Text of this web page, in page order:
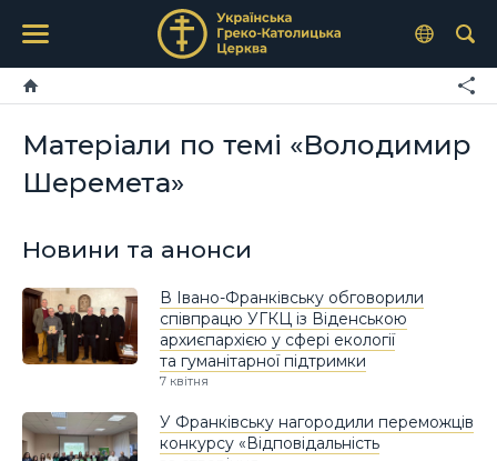
Матеріали по темі «Володимир
Шеремета»
Новини та анонси
В Івано-Франківську обговорили
співпрацю УГКЦ із Віденською
архиєпархією у сфері екології
та гуманітарної підтримки
7 квітня
У Франківську нагородили переможців
конкурсу «Відповідальність